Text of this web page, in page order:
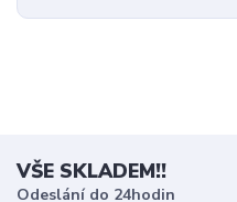
VŠE SKLADEM!!
Odeslání do 24hodin